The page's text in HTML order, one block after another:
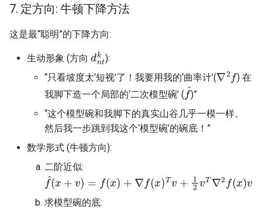
7. 定方向: 牛顿下降方法
这是最“聪明”的下降方向:
生动形象 (方向
dn tk
):
“只看坡度太‘短视’了！我要用我的‘曲率计’(
∇2 f
) 在
我脚下造一个局部的‘二次模型碗’ (
f^
)”
“这个模型碗和我脚下的真实山谷几乎一模一样。
然后我一步跳到我这个‘模型碗’的碗底！”
数学形式 (牛顿方向):
二阶近似:
f^( = +∇ f Tv +1 2vT ( )v
求模型碗的底: